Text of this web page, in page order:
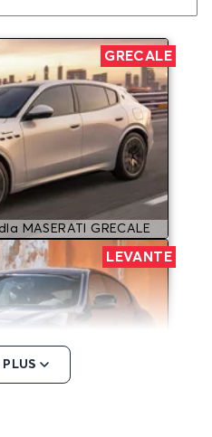
GRECALE
MASERATI GRECALE
LEVANTE